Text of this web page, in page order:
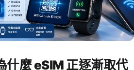
什麼 eSIM 正逐漸取代